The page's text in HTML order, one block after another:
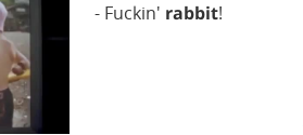
- Fuckin' rabbit!